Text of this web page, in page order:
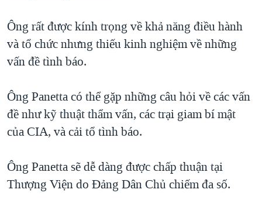
CÁC GIÁ TRỊ CỘNG HÒA Ở VIỆT NAM
THƯỢNG ĐỈNH TRUMP-KIM TẠI VIỆT NAM
TRỊNH VĨNH BÌNH VS. CHÍNH PHỦ VIỆT NAM
BÊN KIA QUỐC LỘ: TIẾNG VỌNG TỪ NÔNG THÔN MỸ
QUAN HỆ VIỆT MỸ
Ông rất được kính trọng về khả năng điều hành
và tổ chức nhưng thiếu kinh nghiệm về những
vấn đề tình báo.
Ông Panetta có thể gặp những câu hỏi về các vấn
đề như kỹ thuật thẩm vấn, các trại giam bí mật
của CIA, và cải tổ tình báo.
Ông Panetta sẽ dễ dàng được chấp thuận tại
Thượng Viện do Đảng Dân Chủ chiếm đa số.